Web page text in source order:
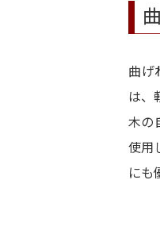
曲げ
は、
木の
使用
にも